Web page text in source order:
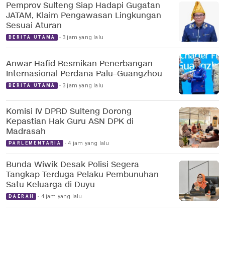
Pemprov Sulteng Siap Hadapi Gugatan
JATAM, Klaim Pengawasan Lingkungan
Sesuai Aturan
BERITA UTAMA 3 jam yang lalu
Anwar Hafid Resmikan Penerbangan
Internasional Perdana Palu–Guangzhou
BERITA UTAMA 3 jam yang lalu
Komisi IV DPRD Sulteng Dorong
Kepastian Hak Guru ASN DPK di
Madrasah
PARLEMENTARIA 4 jam yang lalu
Bunda Wiwik Desak Polisi Segera
Tangkap Terduga Pelaku Pembunuhan
Satu Keluarga di Duyu
DAERAH 4 jam yang lalu